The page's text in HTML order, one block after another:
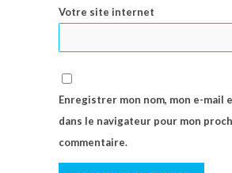
Votre site internet
Enregistrer mon nom, mon e-mail
dans le navigateur pour mon
commentaire.